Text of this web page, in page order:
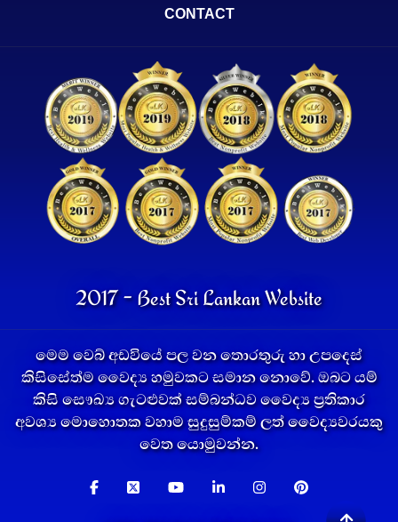
CONTACT
2017 - Best Sri Lankan Website
මෙම වෙබ් අඩවියේ පල වන තොරතුරු හා උපදෙස්
කිසිසේත්ම වෛද්‍ය හමුවකට සමාන නොවේ. ඔබට යම්
කිසි සෞඛ්‍ය ගැටළුවක් සම්බන්ධව වෛද්‍ය ප්‍රතිකාර
අවශ්‍ය මොහොතක වහාම සුදුසුම්කම් ලත් වෛද්‍යවරයකු
වෙත යොමුවන්න.